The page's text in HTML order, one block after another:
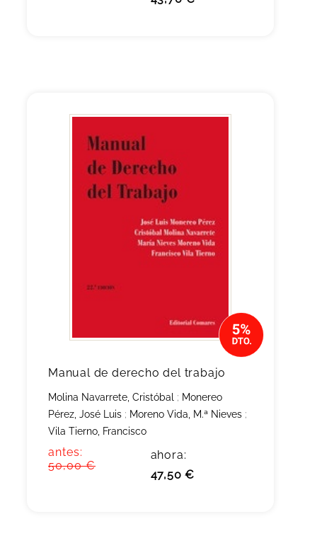
Manual de derecho del trabajo
Molina Navarrete, Cristóbal ; Monereo
Pérez, José Luis ; Moreno Vida, M.ª Nieves ;
Vila Tierno, Francisco
antes:
50,00 €
ahora:
47,50 €